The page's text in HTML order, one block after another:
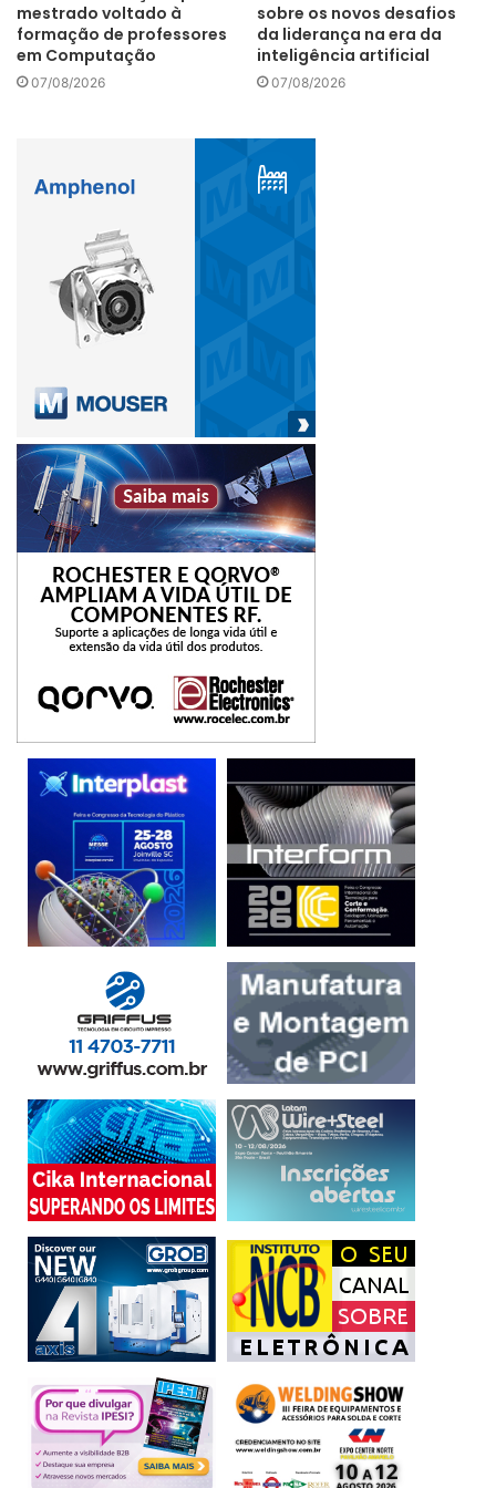
mestrado voltado à
formação de professores
em Computação
07/08/2026
sobre os novos desafios
da liderança na era da
inteligência artificial
07/08/2026